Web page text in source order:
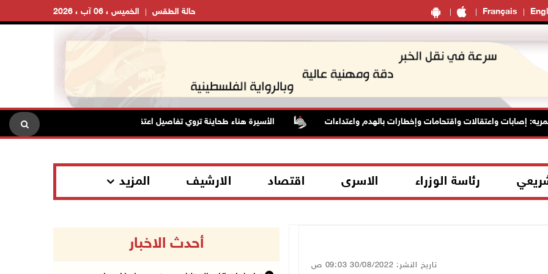
Français الخميس ، 06 آب ، 2026 حالة الطقس
إصابات واعتقالات واقتحامات وإخطارات بالهدم واعتداءات الأسيرة هناء طحاينة تروي تفاصيل اعتقالها: حُرمت من وداع أطفالها وتعرضت
رئاسة الوزراء الاسرى اقتصاد الارشيف المزيد
تاريخ النشر: 30/08/2022 09:03 ص
أحدث الاخبار